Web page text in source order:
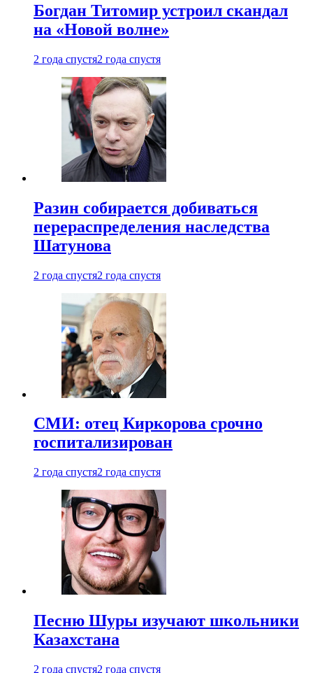
Богдан Титомир устроил скандал
на «Новой волне»
2 года спустя2 года спустя
Разин собирается добиваться
перераспределения наследства
Шатунова
2 года спустя2 года спустя
СМИ: отец Киркорова срочно
госпитализирован
2 года спустя2 года спустя
Песню Шуры изучают школьники
Казахстана
2 года спустя2 года спустя